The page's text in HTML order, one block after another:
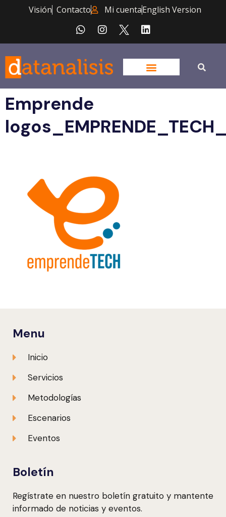
Visión Contacto Mi cuentaEnglish Version
Emprende
Menu
Inicio
Servicios
Metodologías
Escenarios
Eventos
Boletín
Regístrate en nuestro boletín gratuito y mantente
informado de noticias y eventos.